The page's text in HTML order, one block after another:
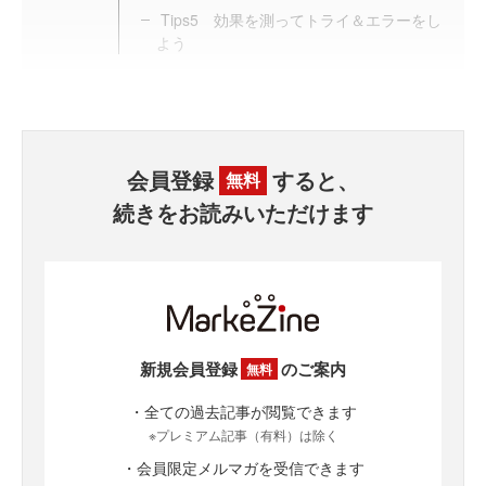
Tips5 効果を測ってトライ＆エラーをし
よう
会員登録 無料 すると、
続きをお読みいただけます
新規会員登録 無料 のご案内
・全ての過去記事が閲覧できます
※プレミアム記事（有料）は除く
・会員限定メルマガを受信できます